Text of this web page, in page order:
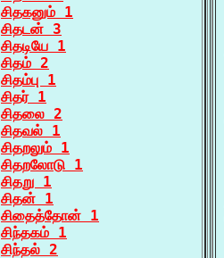
சிதகனும் 1
சிதடன் 3
சிதடியே 1
சிதம் 2
சிதம்பு 1
சிதர் 1
சிதலை 2
சிதவல் 1
சிதறலும் 1
சிதறலோடு 1
சிதறு 1
சிதன் 1
சிதைத்தோன் 1
சிந்தகம் 1
சிந்தல் 2